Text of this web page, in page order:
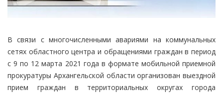
В связи с многочисленными авариями на коммунальных
сетях областного центра и обращениями граждан в период
с 9 по 12 марта 2021 года в формате мобильной приемной
прокуратуры Архангельской области организован выездной
прием граждан в территориальных округах города